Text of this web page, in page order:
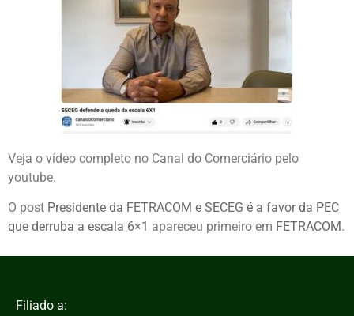
Veja o vídeo completo no Canal do Comerciário pelo
youtube.
O post Presidente da FETRACOM e SECEG é a favor da PEC
que derruba a escala 6×1 apareceu primeiro em FETRACOM.
Filiado a: